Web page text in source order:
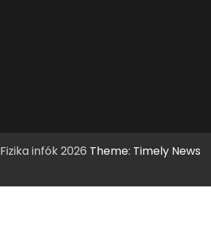
Fizika infók 2026 Theme: Timely News